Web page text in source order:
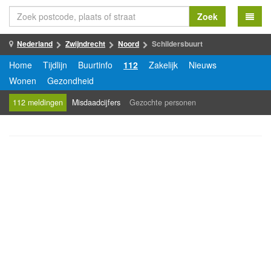
Zoek
Nederland Zwijndrecht Noord Schildersbuurt
Home Tijdlijn Buurtinfo 112 Zakelijk
Nieuws
Wonen
Gezondheid
112 meldingen Misdaadcijfers Gezochte personen